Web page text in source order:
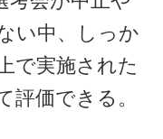
い中、しっか
で実施された
評価できる。